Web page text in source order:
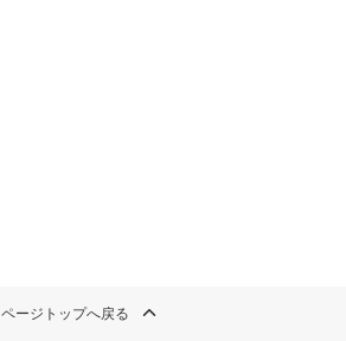
ページトップへ戻る